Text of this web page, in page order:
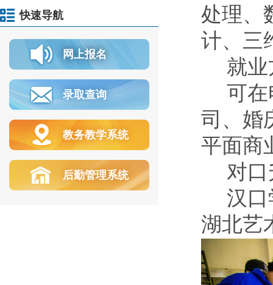
快速导航
网上报名
录取查询
教务教学系统
后勤管理系统
处理、
计、三
就
可
司、婚
平面商
对
汉
湖北艺